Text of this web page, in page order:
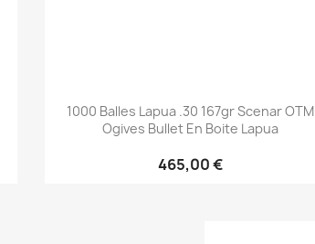
Aperçu rapide
1000 Balles Lapua .30 167gr Scenar OTM
Ogives Bullet En Boite Lapua
465,00 €